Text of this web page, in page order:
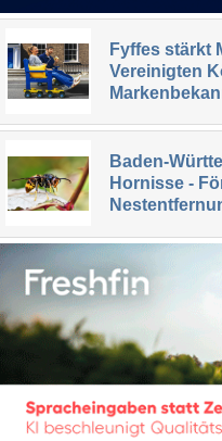
Fyffes stärkt
Vereinigten
Baden-
Hornisse -